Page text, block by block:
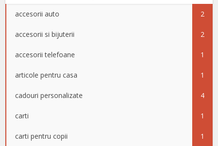
accesorii auto 2
accesorii si bijuterii 2
accesorii telefoane 1
articole pentru casa 1
cadouri personalizate 4
carti 1
carti pentru copii 1